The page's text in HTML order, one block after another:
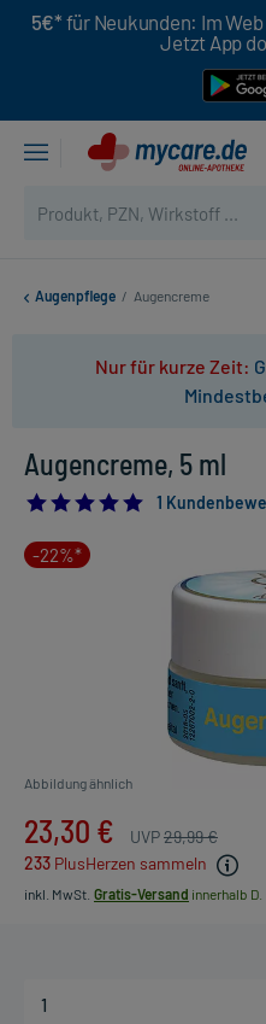
5€* für Neukunden: Im
Jetzt App
Augenpflege / Augencreme
Nur für kurze Zeit:
Augencreme, 5 ml
5.01
-22%*
Abbildung ähnlich
23,30 € UVP29,99 €
233 PlusHerzen sammeln
inkl. MwSt. Gratis-Versand innerhalb D.